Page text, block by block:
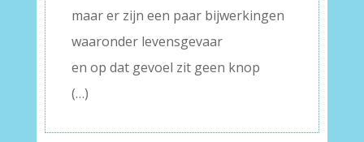
maar er zijn een paar bijwerkingen
waaronder levensgevaar
en op dat gevoel zit geen knop
(…)